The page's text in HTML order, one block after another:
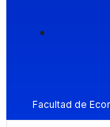
Facultad de